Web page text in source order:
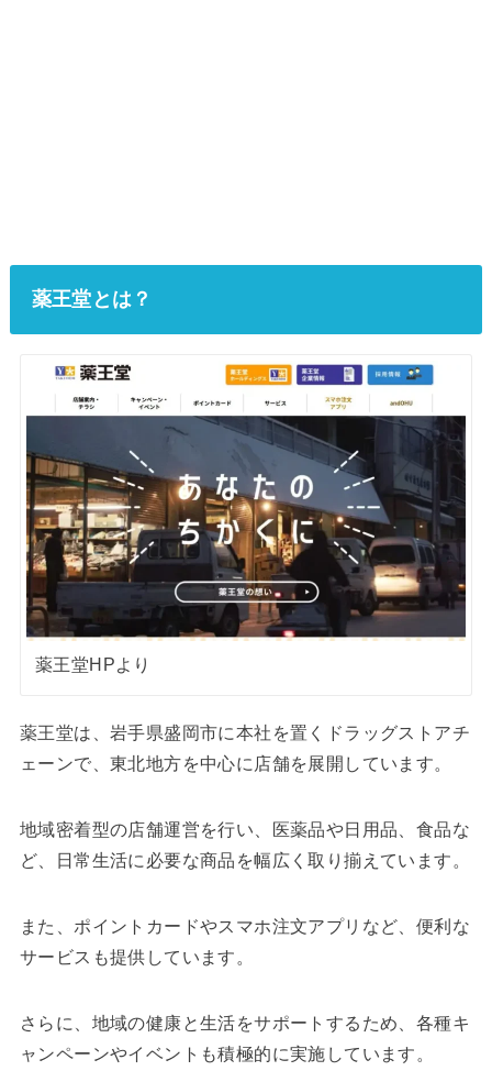
薬王堂とは？
薬王堂HPより
​薬王堂は、岩手県盛岡市に本社を置くドラッグストアチ
ェーンで、東北地方を中心に店舗を展開しています。
​地域密着型の店舗運営を行い、医薬品や日用品、食品な
ど、日常生活に必要な商品を幅広く取り揃えています。​
また、ポイントカードやスマホ注文アプリなど、便利な
サービスも提供しています。
​さらに、地域の健康と生活をサポートするため、各種キ
ャンペーンやイベントも積極的に実施しています。